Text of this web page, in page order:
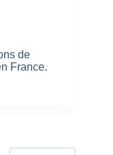
de
France.